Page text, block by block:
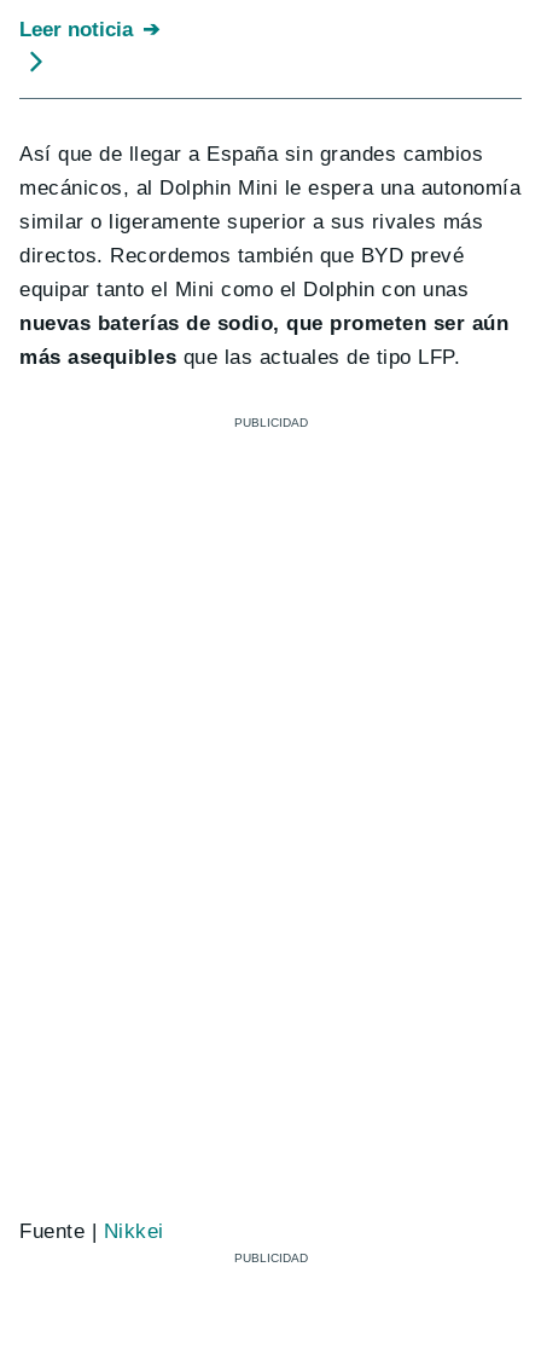
Leer noticia
Así que de llegar a España sin grandes cambios
mecánicos, al Dolphin Mini le espera una autonomía
similar o ligeramente superior a sus rivales más
directos. Recordemos también que BYD prevé
equipar tanto el Mini como el Dolphin con unas
nuevas baterías de sodio, que prometen ser aún
más asequibles que las actuales de tipo LFP.
Fuente | Nikkei